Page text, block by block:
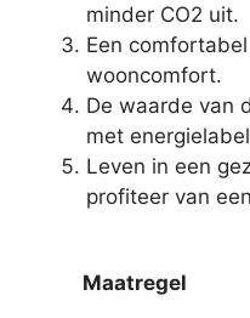
minder CO2 uit.
Een
wooncomfort.
De waarde van
met
Leven in een
profiteer van
Maatregel